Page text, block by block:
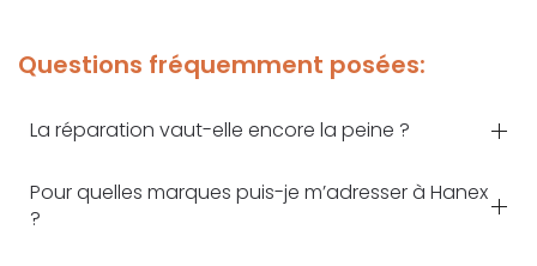
Questions fréquemment posées:
La réparation vaut-elle encore la peine ?
Pour quelles marques puis-je m’adresser à Hanex
?